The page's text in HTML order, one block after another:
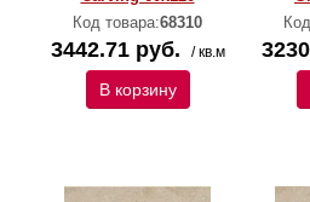
Код товара:68310
3442.71 руб. / кв.м
В корзину